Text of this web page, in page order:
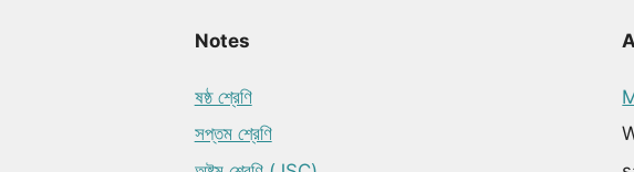
Notes
ষষ্ঠ শ্রেণি
সপ্তম শ্রেণি